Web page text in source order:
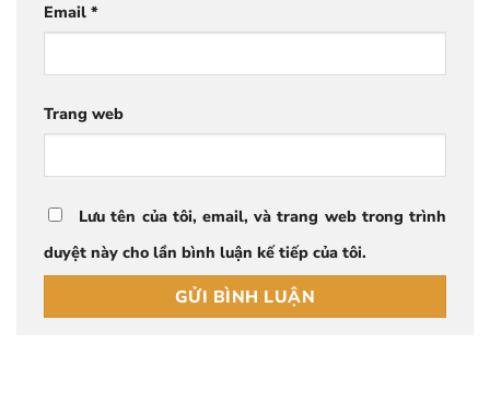
Email *
Trang web
Lưu tên của tôi, email, và trang web trong trình
duyệt này cho lần bình luận kế tiếp của tôi.